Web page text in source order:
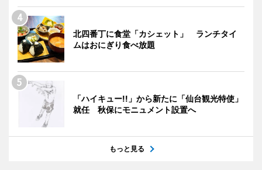
北四番丁に食堂「カシェット」 ランチタイ
ムはおにぎり食べ放題
「ハイキュー!!」から新たに「仙台観光特使」
就任 秋保にモニュメント設置へ
もっと見る